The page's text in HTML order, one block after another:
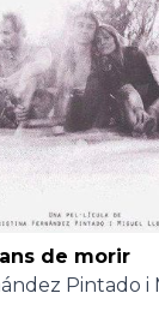
de morir
Pintado i